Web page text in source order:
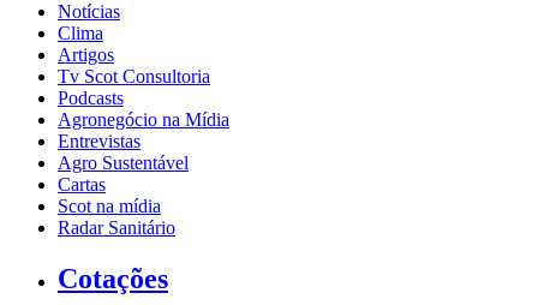
Notícias
Clima
Artigos
Tv Scot Consultoria
Podcasts
Agronegócio na Mídia
Entrevistas
Agro Sustentável
Cartas
Scot na mídia
Radar Sanitário
Cotações